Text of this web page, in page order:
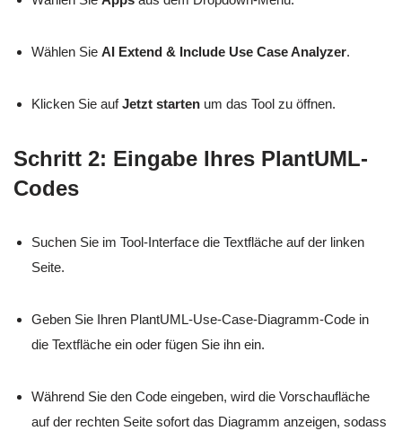
Wählen Sie AI Extend & Include Use Case Analyzer.
Klicken Sie aufJetzt starten um das Tool zu öffnen.
Schritt 2: Eingabe Ihres PlantUML-
Codes
Suchen Sie im Tool-Interface die Textfläche auf der linken
Seite.
Geben Sie Ihren PlantUML-Use-Case-Diagramm-Code in
die Textfläche ein oder fügen Sie ihn ein.
Während Sie den Code eingeben, wird die Vorschaufläche
auf der rechten Seite sofort das Diagramm anzeigen, sodass